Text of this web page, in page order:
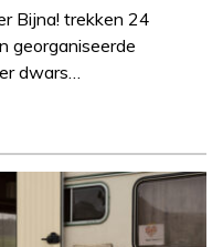
Bijna! trekken 24
georganiseerde
dwars…